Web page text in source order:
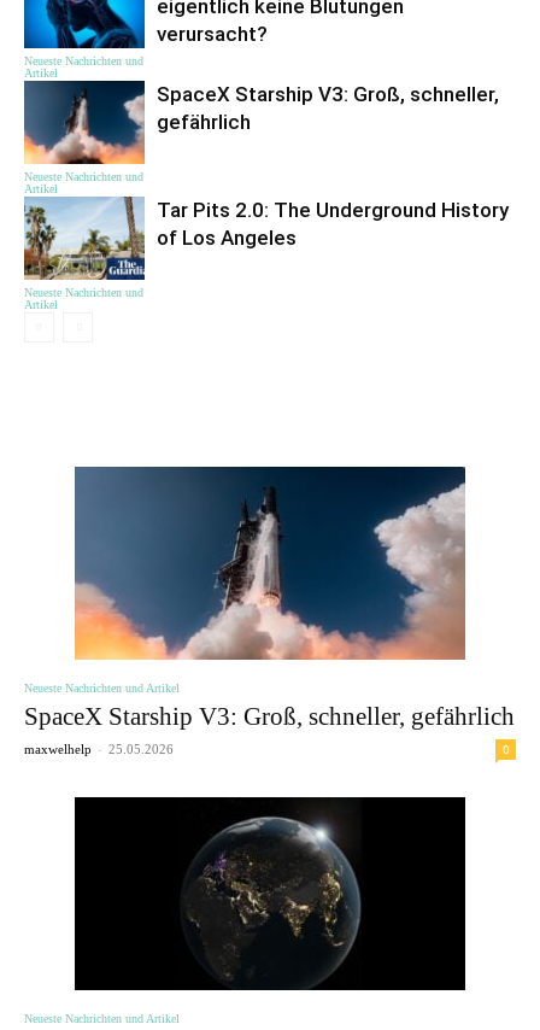
Neueste Nachrichten und
Artikel
eigentlich keine Blutungen
verursacht?
Neueste Nachrichten und
Artikel
SpaceX Starship V3: Groß, schneller,
gefährlich
Neueste Nachrichten und
Artikel
Tar Pits 2.0: The Underground History
of Los Angeles
Neueste Nachrichten und Artikel
SpaceX Starship V3: Groß, schneller, gefährlich
maxwelhelp - 25.05.2026 0
Neueste Nachrichten und Artikel